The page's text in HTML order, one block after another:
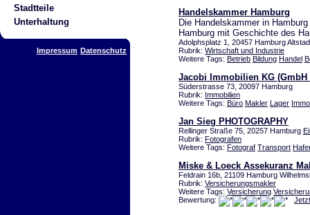
Stadtteile
Unterhaltung
Impressum Datenschutz
Handelskammer Hamburg
Die Handelskammer in
Hamburg mit Geschichte des
Adolphsplatz 1, 20457 Hamburg
Rubrik: Wirtschaft und Industrie
Weitere Tags: Betrieb Bildung Handel
Jacobi Immobilien KG (GmbH
Süderstrasse 73, 20097 Hamburg
Rubrik: Immobilien
Weitere Tags: Büro Makler Lager
Jan Sieg PHOTOGRAPHY
Rellinger Straße 75, 20257 Hamburg
Rubrik: Fotografen
Weitere Tags: Fotograf Transport
Miske & Loeck Assekuranz
Feldrain 16b, 21109 Hamburg
Rubrik: Versicherungsmakler
Weitere Tags: Versicherung
Bewertung: